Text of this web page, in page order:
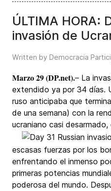
ÚLTIMA HORA:
invasión de
Written by Democracia
Marzo 29 (DP.net).– La
extendido ya por 34 días.
ruso anticipaba que
de una semana) con la
ucraniano casi
escasas fuerzas por los
enfrentando el inmenso
primeras potencias
poderosa del mundo.